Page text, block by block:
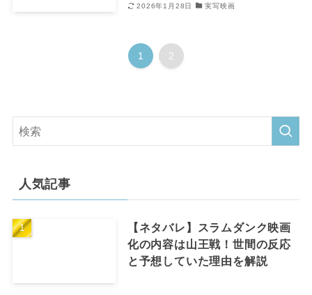
2026年1月28日 実写映画
1 2
人気記事
【ネタバレ】スラムダンク映画
化の内容は山王戦！世間の反応
と予想していた理由を解説